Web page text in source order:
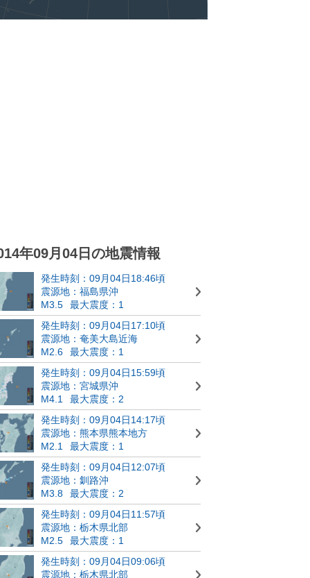
年09月04日の地震情報
発生時刻：09月04日18:46頃
震源地：福島県沖
M3.5
最大震度：1
発生時刻：09月04日17:10頃
震源地：奄美大島近海
M2.6
最大震度：1
発生時刻：09月04日15:59頃
震源地：宮城県沖
M4.1
最大震度：2
発生時刻：09月04日14:17頃
震源地：熊本県熊本地方
M2.1
最大震度：1
発生時刻：09月04日12:07頃
震源地：釧路沖
M3.8
最大震度：2
発生時刻：09月04日11:57頃
震源地：栃木県北部
M2.5
最大震度：1
発生時刻：09月04日09:06頃
震源地：栃木県北部